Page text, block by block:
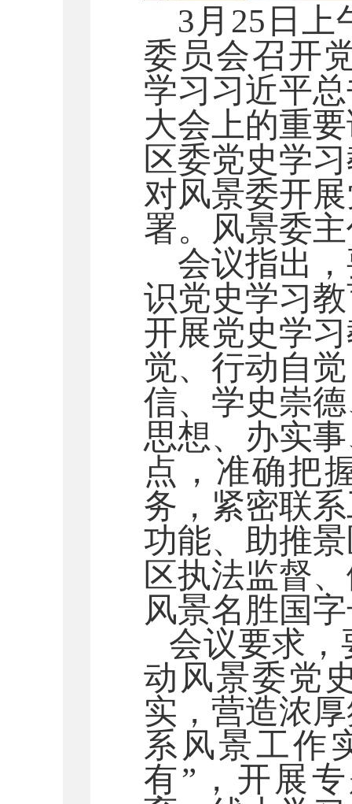
3月25日上
委员会召开
学习习近平
大会上的重
区委党史学
对风景委开
署。风景委
会议指出
识党史学习
开展党史学
觉、行动自
信、学史崇
思想、办实
点，准确把
务，紧密联
功能、助推
区执法监督
风景名胜国
会议要求
动风景委党
实，营造浓
系风景工作
有”，开展